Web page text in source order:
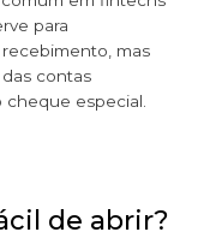
para
mas
contas
cheque especial.
de abrir?